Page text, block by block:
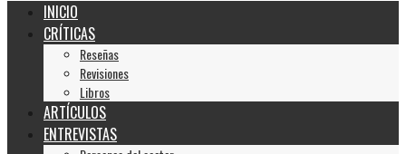
INICIO
CRÍTICAS
Reseñas
Revisiones
Libros
ARTÍCULOS
ENTREVISTAS